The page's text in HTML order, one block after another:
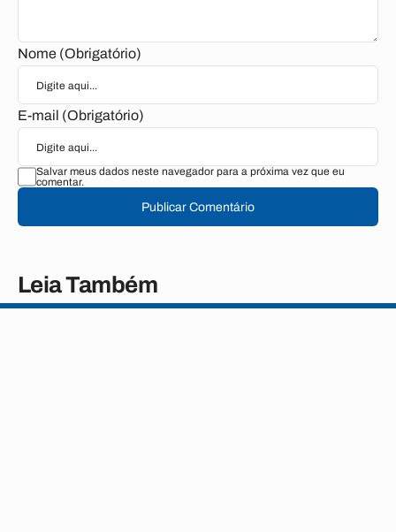
Nome (Obrigatório)
E-mail (Obrigatório)
Salvar meus dados neste navegador para a próxima vez que eu
comentar.
Publicar Comentário
Leia Também